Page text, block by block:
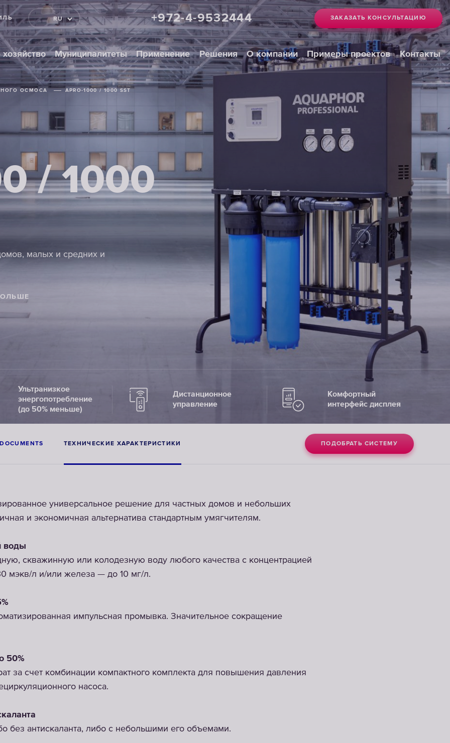
RU +972-4-9532444 ЗАКАЗАТЬ КОНСУЛЬТАЦИЮ
Системы
ДЕИОНИЗАЦИИ
HoReCa
ВЫБЕРАТЬ
РЕШЕНИЕ ДЛЯ
HORECA
Муниципалитеты Применение Решения О компании Примеры проектов Контакты
ОСМОСА APRO-1000 / 1000 SST
/ 1000
малых и средних и
Ультранизкое
энергопотребление
(до 50% меньше)
Дистанционное
управление
Комфортный
интерфейс дисплея
DOCUMENTS ТЕХНИЧЕСКИЕ ХАРАКТЕРИСТИКИ ПОДОБРАТЬ СИСТЕМУ
универсальное решение для частных домов и небольших
и экономичная альтернатива стандартным умягчителям.
воды
скважинную или колодезную воду любого качества с концентрацией
мэкв/л и/или железа — до 10 мг/л.
импульсная промывка. Значительное сокращение
50%
за счет комбинации компактного комплекта для повышения давления
насоса.
без антискаланта, либо с небольшими его объемами.